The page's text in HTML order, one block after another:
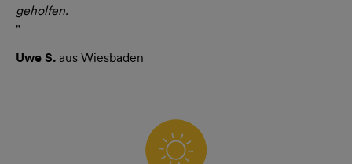
geholfen.
"
Uwe S. aus Wiesbaden